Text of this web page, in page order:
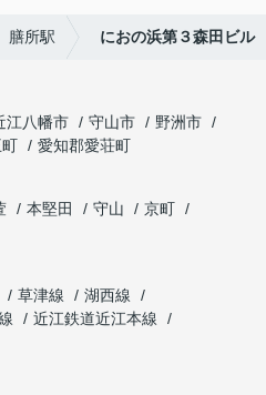
膳所駅 におの浜第３森田ビル
江八幡市 守山市
野洲市
愛知郡愛荘町
本堅田 守山
京町
草津線
湖西線
近江鉄道近江本線